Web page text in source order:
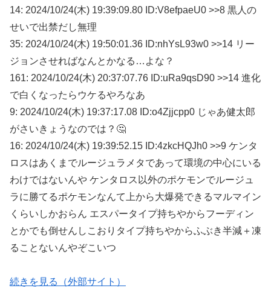
14: 2024/10/24(木) 19:39:09.80 ID:V8efpaeU0 >>8 黒人の
せいで出禁だし無理
35: 2024/10/24(木) 19:50:01.36 ID:nhYsL93w0 >>14 リー
ジョンさせればなんとかなる…よな？
161: 2024/10/24(木) 20:37:07.76 ID:uRa9qsD90 >>14 進化
で白くなったらウケるやろなあ
9: 2024/10/24(木) 19:37:17.08 ID:o4Zjjcpp0 じゃあ健太郎
がさいきょうなのでは？🤔
16: 2024/10/24(木) 19:39:52.15 ID:4zkcHQJh0 >>9 ケンタ
ロスはあくまでルージュラメタであって環境の中心にいる
わけではないんや ケンタロス以外のポケモンでルージュ
ラに勝てるポケモンなんて上から大爆発できるマルマイン
くらいしかおらん エスパータイプ持ちやからフーディン
とかでも倒せんしこおりタイプ持ちやからふぶき半減＋凍
ることないんやぞこいつ
続きを見る（外部サイト）